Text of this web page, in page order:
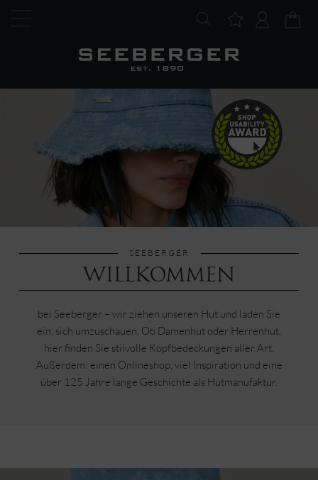
SEEBERGER
WILLKOMMEN
bei Seeberger – wir ziehen unseren Hut und laden Sie
ein, sich umzuschauen. Ob Damenhut oder Herrenhut,
hier finden Sie stilvolle Kopfbedeckungen aller Art.
Außerdem: einen Onlineshop, viel Inspiration und eine
über 125 Jahre lange Geschichte als Hutmanufaktur.